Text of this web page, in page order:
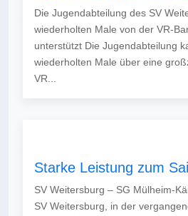
Die Jugendabteilung des SV
wiederholten Male von der VR-
unterstützt Die Jugendabteilung
wiederholten Male über eine
VR...
Starke Leistung zum
SV Weitersburg – SG Mülheim-
SV Weitersburg, in der